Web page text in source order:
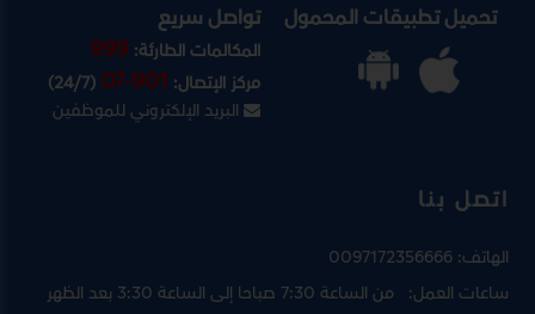
تحميل تطبيقات المحمول تواصل سريع
المكالمات الطارئة:999
مركز الإتصال:07-901
(24/7)
البريد الإلكتروني للموظفين
اتصل بنا
الهاتف:0097172356666
ساعات العمل: من الساعة 7:30 صباحا إلى الساعة 3:30 بعد الظهر